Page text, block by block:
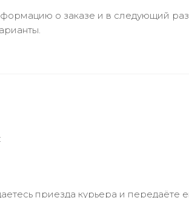
о заказе и в следующий
приезда курьера и передаёте